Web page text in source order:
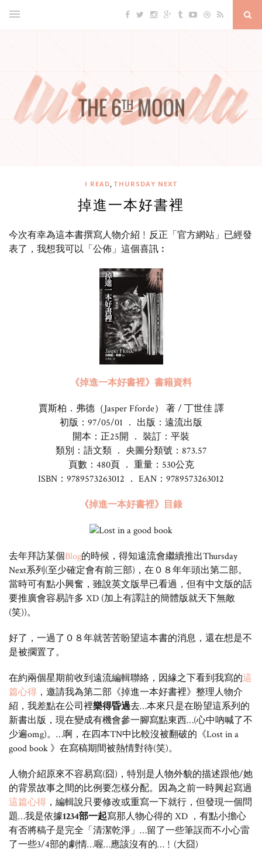
I READ, THURSDAY NEXT
掉進一本好書裡
今次有幸為這本書撰寫人物介紹﹗反正「官方網站」已經發
表了，我想我可以「公佈」這個喜訊︰
《掉進一本好書裡》書籍資料
賈斯柏．弗德（Jasper Fforde） 著 / 丁世佳 譯
初版：97/05/01 ． 出版：遠流出版
開本：正25開 ． 裝訂：平裝
類別：語文類 ． 央圖分類號：873.57
頁數：480頁 ． 重量：530公克
ISBN：9789573263012 ． EAN：9789573263012
《掉進一本好書裡》目錄
去年拜訪某個Blog的時候，得知遠流會繼續推出Thursday
Next系列(至少確定會有前三部)，在０８年年頭出第二部。
當時可有點小興奮，雖說英文版早已看過，但有中文版的話
要推廣會容易許多 XD (加上有譯註的簡體版就天下無敵
(笑))。
好了，一過了０８年就苦苦盼望這本書的消息，還在想是不
是被擱置了。
在約兩個星期前收到遠流編輯聯絡，因緣之下看到我寫的這
篇心得 ，邀請我為第二部《掉進一本好書裡》整理人物介
紹，我差點在公司裡樂得昏過去…本來只是在盼望這系列的
新書出版，現在變成有機會參一腳寫點東西…(心中吶喊了不
少遍omg)。…啊，在四本TN中比較沒被翻破的《Lost in a
good book 》在寫稿期間被熱情對待(笑)。
人物介紹原來不容易寫(囧)，特別是人物外貌的描述跟他/她
的背景故事之間的比例要怎樣分配。因為之前一時興起寫過
這篇心得 ，編輯說只要修改或重寫一下就行，但發現一個問
題…我是依據1234部一起寫那人物心得的 XD ，有點小擔心
有否將稿子是完全「清潔乾淨」…留了一些筆誤而不小心雷
了一些3/4部的劇情…喔…應該沒有的…﹗(大囧)